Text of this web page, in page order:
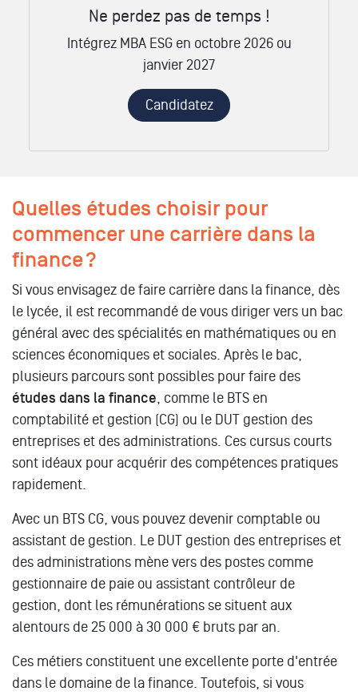
Ne perdez pas de temps !
Intégrez MBA ESG en octobre 2026 ou
janvier 2027
Candidatez
Quelles études choisir pour
commencer une carrière dans la
finance ?
Si vous envisagez de faire carrière dans la finance, dès
le lycée, il est recommandé de vous diriger vers un bac
général avec des spécialités en mathématiques ou en
sciences économiques et sociales. Après le bac,
plusieurs parcours sont possibles pour faire des
études dans la finance , comme le BTS en
comptabilité et gestion (CG) ou le DUT gestion des
entreprises et des administrations. Ces cursus courts
sont idéaux pour acquérir des compétences pratiques
rapidement.
Avec un BTS CG, vous pouvez devenir comptable ou
assistant de gestion. Le DUT gestion des entreprises et
des administrations mène vers des postes comme
gestionnaire de paie ou assistant contrôleur de
gestion, dont les rémunérations se situent aux
alentours de 25 000 à 30 000 € bruts par an.
Ces métiers constituent une excellente porte d'entrée
dans le domaine de la finance. Toutefois, si vous